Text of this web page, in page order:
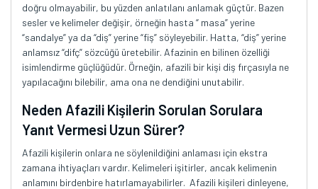
doğru olmayabilir, bu yüzden anlatılanı anlamak güçtür. Bazen
sesler ve kelimeler değişir, örneğin hasta “ masa” yerine
“sandalye” ya da “diş” yerine “fiş” söyleyebilir. Hatta, “diş” yerine
anlamsız “difç” sözcüğü üretebilir. Afazinin en bilinen özelliği
isimlendirme güçlüğüdür. Örneğin, afazili bir kişi diş fırçasıyla ne
yapılacağını bilebilir, ama ona ne dendiğini unutabilir.
Neden Afazili Kişilerin Sorulan Sorulara
Yanıt Vermesi Uzun Sürer?
Afazili kişilerin onlara ne söylenildiğini anlaması için ekstra
zamana ihtiyaçları vardır. Kelimeleri işitirler, ancak kelimenin
anlamını birdenbire hatırlamayabilirler. Afazili kişileri dinleyene,